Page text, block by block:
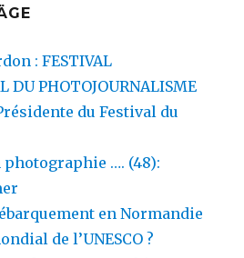
: FESTIVAL
DU PHOTOJOURNALISME
du Festival du
photographie …. (48):
en Normandie
de l’UNESCO ?